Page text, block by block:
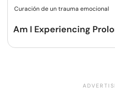
Curación de un trauma emocional
Am I Experiencing